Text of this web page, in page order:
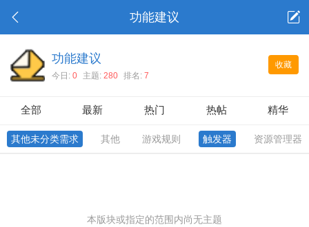
功能建议
收藏
功能建议
今日: 0 主题: 280 排名: 7
全部 最新 热门 热帖 精华
其他未分类需求 其他 游戏规则 触发器 资源管理器
本版块或指定的范围内尚无主题